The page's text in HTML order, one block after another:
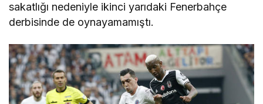
sakatlığı nedeniyle ikinci yarıdaki Fenerbahçe
derbisinde de oynayamamıştı.